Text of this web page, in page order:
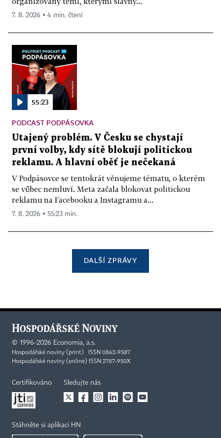
7. 8. 2026 ▪ 4 min. čtení
55:23
PODCAST PODPÁSOVKA
Utajený problém. V Česku se chystají
první volby, kdy sítě blokují politickou
reklamu. A hlavní oběť je nečekaná
V Podpásovce se tentokrát věnujeme tématu, o kterém
se vůbec nemluví. Meta začala blokovat politickou
reklamu na Facebooku a Instagramu a...
7. 8. 2026 ▪ 55:23 min.
DALŠÍ ZPRÁVY
© 1996-2026 Economia, a.s.
Hospodářské noviny (print) ISSN 0862-9587
Hospodářské noviny (online) ISSN 2787-950X
Certifikováno Sledujte nás
Stáhněte si aplikaci HN